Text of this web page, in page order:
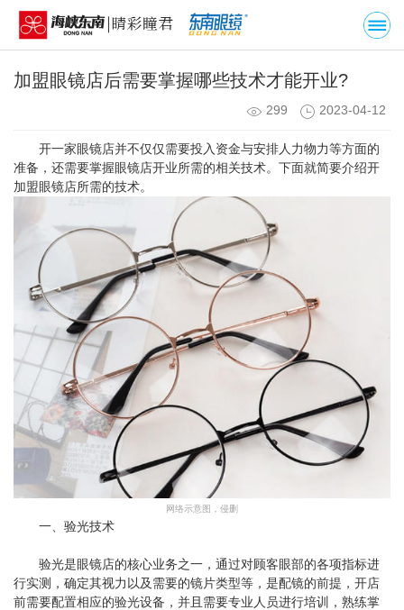
加盟眼镜店后需要掌握哪些技术才能开业?
299 2023-04-12
开一家眼镜店并不仅仅需要投入资金与安排人力物力等方面的
准备，还需要掌握眼镜店开业所需的相关技术。下面就简要介绍开
加盟眼镜店所需的技术。
网络示意图，侵删
一、验光技术
验光是眼镜店的核心业务之一，通过对顾客眼部的各项指标进
行实测，确定其视力以及需要的镜片类型等，是配镜的前提，开店
前需要配置相应的验光设备，并且需要专业人员进行培训，熟练掌